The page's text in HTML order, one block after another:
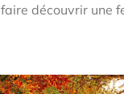
découvrir une